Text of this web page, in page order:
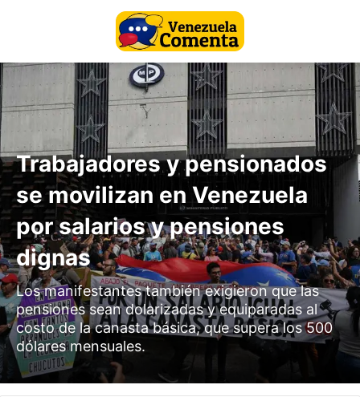
Trabajadores y pensionados
se movilizan en Venezuela
por salarios y pensiones
dignas
Los manifestantes también exigieron que las
pensiones sean dolarizadas y equiparadas al
costo de la canasta básica, que supera los 500
dólares mensuales.